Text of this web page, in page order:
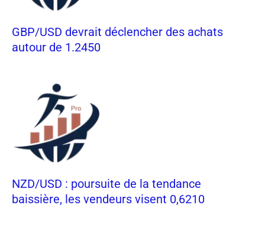
GBP/USD devrait déclencher des achats
autour de 1.2450
NZD/USD : poursuite de la tendance
baissière, les vendeurs visent 0,6210